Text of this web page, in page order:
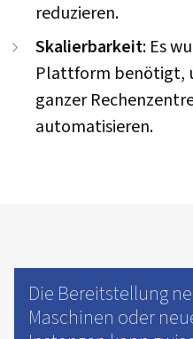
reduzieren.
Skalierbarkeit: Es
Plattform benötigt,
ganzer
automatisieren.
Die Bereitstellung
Maschinen oder